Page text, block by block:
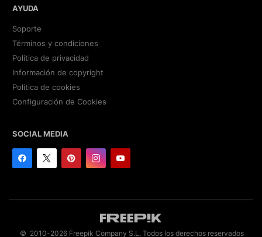
AYUDA
Soporte
Términos y condiciones
Política de privacidad
Información de copyright
Política de cookies
Configuración de Cookies
SOCIAL MEDIA
© 2010-2026 Freepik Company S.L. Todos los derechos reservados